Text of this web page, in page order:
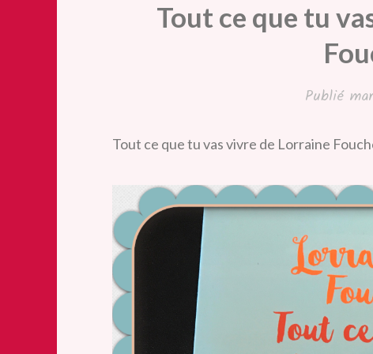
Tout ce que tu
Publié
Tout ce que tu vas vivre de Lorraine